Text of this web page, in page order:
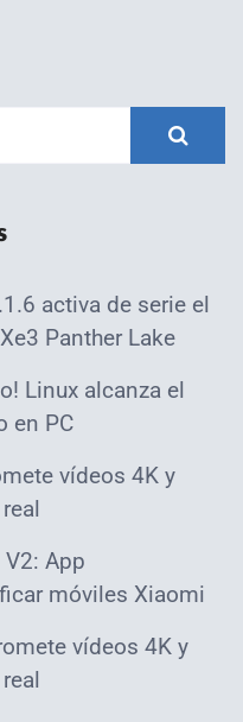
activa de serie el
Panther Lake
Linux alcanza el
en PC
vídeos 4K y
App
móviles Xiaomi
vídeos 4K y